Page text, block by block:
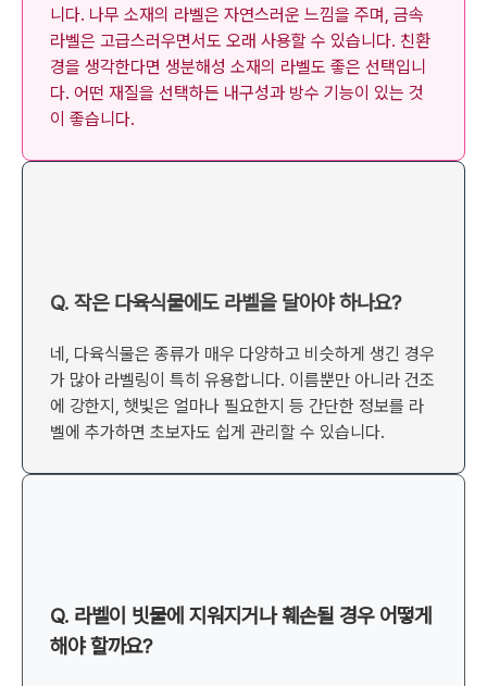
니다. 나무 소재의 라벨은 자연스러운 느낌을 주며, 금속
라벨은 고급스러우면서도 오래 사용할 수 있습니다. 친환
경을 생각한다면 생분해성 소재의 라벨도 좋은 선택입니
다. 어떤 재질을 선택하든 내구성과 방수 기능이 있는 것
이 좋습니다.
Q. 작은 다육식물에도 라벨을 달아야 하나요?
네, 다육식물은 종류가 매우 다양하고 비슷하게 생긴 경우
가 많아 라벨링이 특히 유용합니다. 이름뿐만 아니라 건조
에 강한지, 햇빛은 얼마나 필요한지 등 간단한 정보를 라
벨에 추가하면 초보자도 쉽게 관리할 수 있습니다.
Q. 라벨이 빗물에 지워지거나 훼손될 경우 어떻게
해야 할까요?